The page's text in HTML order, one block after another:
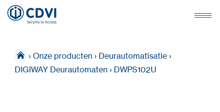
› Onze producten › Deurautomatisatie ›
DIGIWAY Deurautomaten › DWPS102U